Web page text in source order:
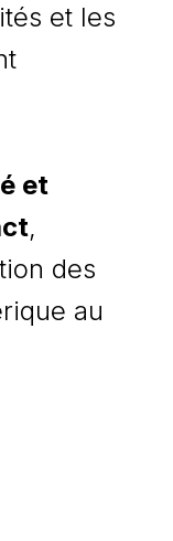
et les
et
,
des
au